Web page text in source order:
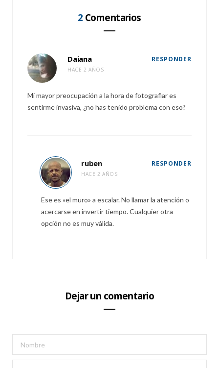
2 Comentarios
Daiana
HACE 2 AÑOS
RESPONDER
Mi mayor preocupación a la hora de fotografiar es
sentirme invasiva, ¿no has tenido problema con eso?
ruben
HACE 2 AÑOS
RESPONDER
Ese es «el muro» a escalar. No llamar la atención o
acercarse en invertir tiempo. Cualquier otra
opción no es muy válida.
Dejar un comentario